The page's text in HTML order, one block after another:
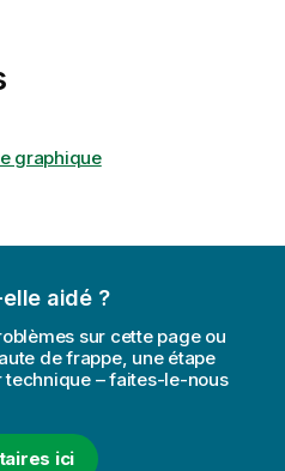
graphique
aidé ?
sur cette page ou
de frappe, une étape
technique – faites-le-nous
ici